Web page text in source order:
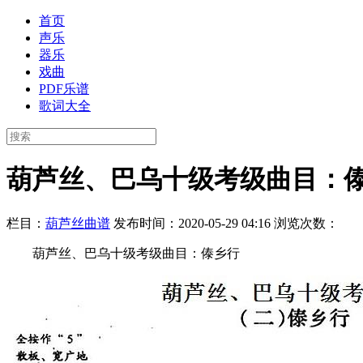
首页
声乐
器乐
戏曲
PDF乐谱
歌词大全
葫芦丝、巴乌十级考级曲目：
栏目： 葫芦丝曲谱 发布时间：2020-05-29 04:16 浏览次数：
葫芦丝、巴乌十级考级曲目：傣乡行